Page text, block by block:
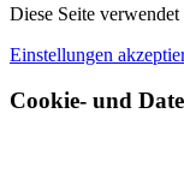
Diese Seite
Einstellungen
Cookie- und